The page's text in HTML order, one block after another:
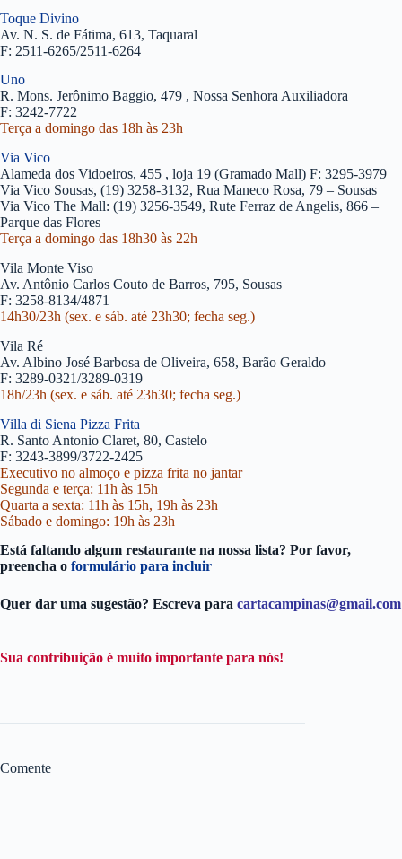
Toque Divino
Av. N. S. de Fátima, 613, Taquaral
F: 2511-6265/2511-6264
Uno
R. Mons. Jerônimo Baggio, 479 , Nossa Senhora Auxiliadora
F: 3242-7722
Terça a domingo das 18h às 23h
Via Vico
Alameda dos Vidoeiros, 455 , loja 19 (Gramado Mall) F: 3295-3979
Via Vico Sousas, (19) 3258-3132, Rua Maneco Rosa, 79 – Sousas
Via Vico The Mall: (19) 3256-3549, Rute Ferraz de Angelis, 866 –
Parque das Flores
Terça a domingo das 18h30 às 22h
Vila Monte Viso
Av. Antônio Carlos Couto de Barros, 795, Sousas
F: 3258-8134/4871
14h30/23h (sex. e sáb. até 23h30; fecha seg.)
Vila Ré
Av. Albino José Barbosa de Oliveira, 658, Barão Geraldo
F: 3289-0321/3289-0319
18h/23h (sex. e sáb. até 23h30; fecha seg.)
Villa di Siena Pizza Frita
R. Santo Antonio Claret, 80, Castelo
F: 3243-3899/3722-2425
Executivo no almoço e pizza frita no jantar
Segunda e terça: 11h às 15h
Quarta a sexta: 11h às 15h, 19h às 23h
Sábado e domingo: 19h às 23h
Está faltando algum restaurante na nossa lista? Por favor,
preencha o formulário para incluir
Quer dar uma sugestão? Escreva para cartacampinas@gmail.com
Sua contribuição é muito importante para nós!
Comente